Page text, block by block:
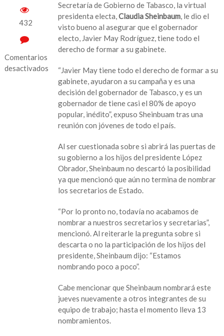
432
Comentarios
desactivados
Secretaría de Gobierno de Tabasco, la virtual
presidenta electa,Claudia Sheinbaum, le dio el
visto bueno al asegurar que el gobernador
electo, Javier May Rodríguez, tiene todo el
derecho de formar a su gabinete.
“Javier May tiene todo el derecho de formar a su
gabinete, ayudaron a su campaña y es una
decisión del gobernador de Tabasco, y es un
gobernador de tiene casi el 80% de apoyo
popular, inédito”, expuso Sheinbuam tras una
reunión con jóvenes de todo el país.
Al ser cuestionada sobre si abrirá las puertas de
su gobierno a los hijos del presidente López
Obrador, Sheinbaum no descartó la posibilidad
ya que mencionó que aún no termina de nombrar
los secretarios de Estado.
“Por lo pronto no, todavía no acabamos de
nombrar a nuestros secretarios y secretarias”,
mencionó. Al reiterarle la pregunta sobre si
descarta o no la participación de los hijos del
presidente, Sheinbaum dijo: “Estamos
nombrando poco a poco”.
Cabe mencionar que Sheinbaum nombrará este
jueves nuevamente a otros integrantes de su
equipo de trabajo; hasta el momento lleva 13
nombramientos.